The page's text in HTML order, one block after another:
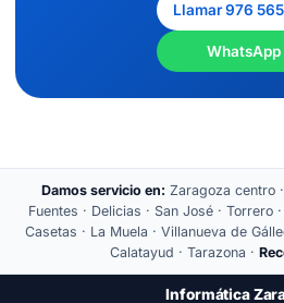
Llamar 976
WhatsApp
Damos servicio en: Zaragoza centro
Fuentes · Delicias · San José · Torrero
Casetas · La Muela · Villanueva de
Calatayud · Tarazona ·
Informática